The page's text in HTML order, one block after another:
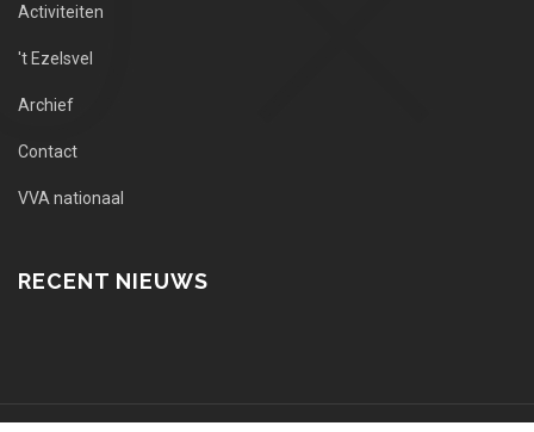
Activiteiten
't Ezelsvel
Archief
Contact
VVA nationaal
RECENT NIEUWS